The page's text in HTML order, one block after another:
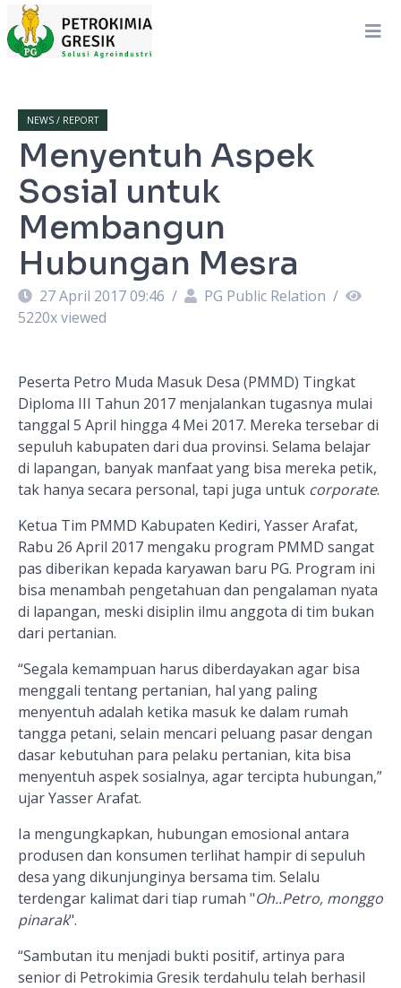
NEWS / REPORT
Menyentuh Aspek
Sosial untuk
Membangun
Hubungan Mesra
27 April 2017 09:46 / PG Public Relation /
5220x viewed
Peserta Petro Muda Masuk Desa (PMMD) Tingkat
Diploma III Tahun 2017 menjalankan tugasnya mulai
tanggal 5 April hingga 4 Mei 2017. Mereka tersebar di
sepuluh kabupaten dari dua provinsi. Selama belajar
di lapangan, banyak manfaat yang bisa mereka petik,
tak hanya secara personal, tapi juga untuk corporate.
Ketua Tim PMMD Kabupaten Kediri, Yasser Arafat,
Rabu 26 April 2017 mengaku program PMMD sangat
pas diberikan kepada karyawan baru PG. Program ini
bisa menambah pengetahuan dan pengalaman nyata
di lapangan, meski disiplin ilmu anggota di tim bukan
dari pertanian.
“Segala kemampuan harus diberdayakan agar bisa
menggali tentang pertanian, hal yang paling
menyentuh adalah ketika masuk ke dalam rumah
tangga petani, selain mencari peluang pasar dengan
dasar kebutuhan para pelaku pertanian, kita bisa
menyentuh aspek sosialnya, agar tercipta hubungan,”
ujar Yasser Arafat.
Ia mengungkapkan, hubungan emosional antara
produsen dan konsumen terlihat hampir di sepuluh
desa yang dikunjunginya bersama tim. Selalu
terdengar kalimat dari tiap rumah "Oh..Petro, monggo
pinarak".
“Sambutan itu menjadi bukti positif, artinya para
senior di Petrokimia Gresik terdahulu telah berhasil